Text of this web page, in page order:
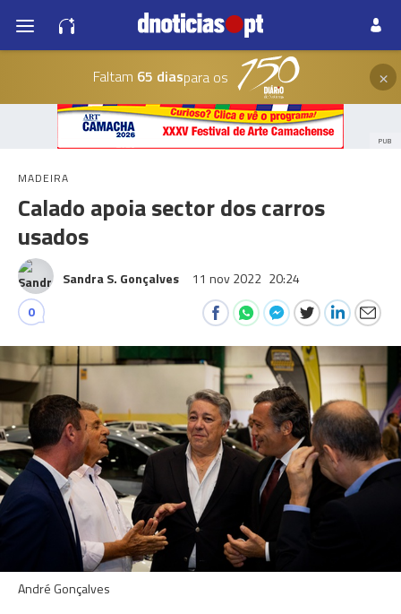
Faltam 65 diaspara os ×
PUB
MADEIRA
Calado apoia sector dos carros
usados
Sandra S. Gonçalves 11 nov 2022 20:24
0
André Gonçalves